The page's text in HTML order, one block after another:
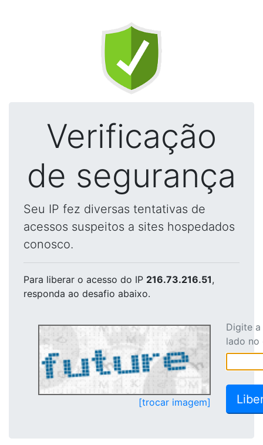
Verificação
de segurança
Seu IP fez diversas tentativas de
acessos suspeitos a sites hospedados
conosco.
Para liberar o acesso do IP 216.73.216.51,
responda ao desafio abaixo.
[trocar imagem]
Digite
lado no